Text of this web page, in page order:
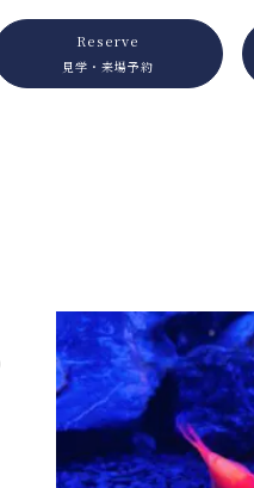
Reserve
見学・来場予約